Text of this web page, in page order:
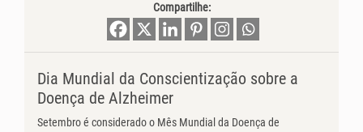
Compartilhe:
Dia Mundial da Conscientização sobre a
Doença de Alzheimer
Setembro é considerado o Mês Mundial da Doença de